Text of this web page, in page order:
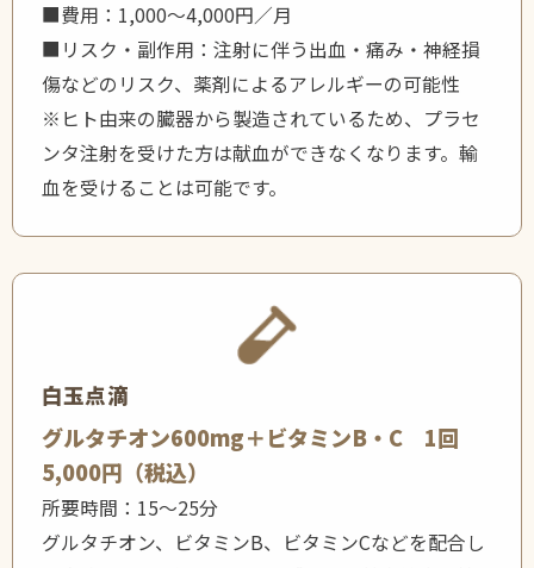
■費用：1,000〜4,000円／月
■リスク・副作用：注射に伴う出血・痛み・神経損
傷などのリスク、薬剤によるアレルギーの可能性
※ヒト由来の臓器から製造されているため、プラセ
ンタ注射を受けた方は献血ができなくなります。輸
血を受けることは可能です。
白玉点滴
グルタチオン600mg＋ビタミンB・C 1回
5,000円（税込）
所要時間：15〜25分
グルタチオン、ビタミンB、ビタミンCなどを配合し